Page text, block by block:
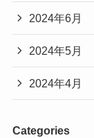
2024年6月
2024年5月
2024年4月
Categories